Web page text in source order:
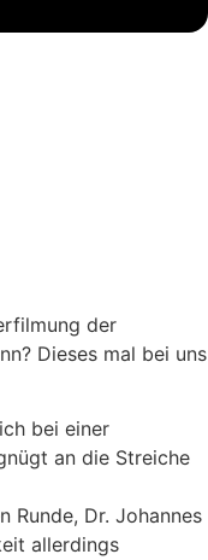
der
Dieses mal bei uns
bei einer
an die Streiche
Runde, Dr. Johannes
allerdings